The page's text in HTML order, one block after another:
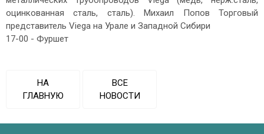
оцинкованная сталь, сталь). Михаил Попов Торговый
представитель Viega на Урале и Западной Сибири
17-00 - Фуршет
НА
ГЛАВНУЮ
ВСЕ
НОВОСТИ